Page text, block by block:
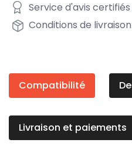
Service d'avis certifiés
Conditions de
Compatibilité
Livraison et paiements